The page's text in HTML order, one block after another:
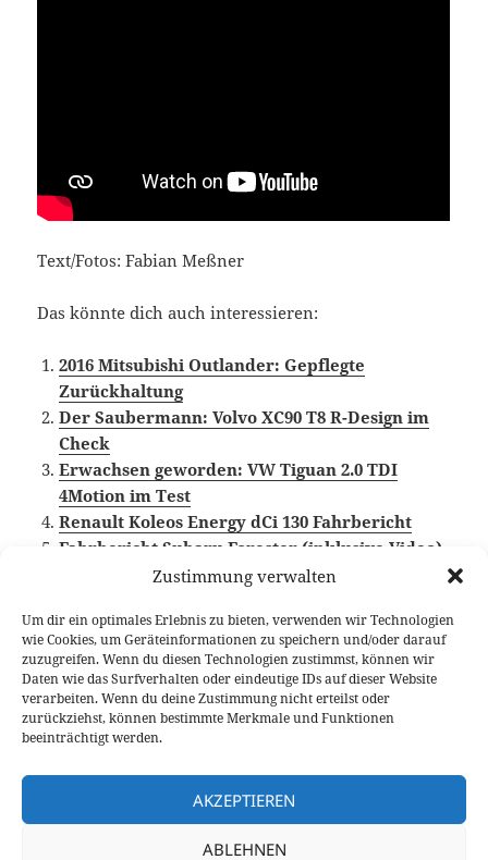
Zustimmung verwalten
Um dir ein optimales Erlebnis zu bieten, verwenden wir Technologien
wie Cookies, um Geräteinformationen zu speichern und/oder darauf
zuzugreifen. Wenn du diesen Technologien zustimmst, können wir
Daten wie das Surfverhalten oder eindeutige IDs auf dieser Website
verarbeiten. Wenn du deine Zustimmung nicht erteilst oder
zurückziehst, können bestimmte Merkmale und Funktionen
beeinträchtigt werden.
AKZEPTIEREN
ABLEHNEN
Text/Fotos: Fabian Meßner
Das könnte dich auch interessieren:
2016 Mitsubishi Outlander: Gepflegte
Zurückhaltung
Der Saubermann: Volvo XC90 T8 R-Design im
Check
Erwachsen geworden: VW Tiguan 2.0 TDI
4Motion im Test
Renault Koleos Energy dCi 130 Fahrbericht
Fahrbericht Subaru Forester (inklusive Video)
Veröffentlicht
am
19. September 2017 Autor
Fabian Meßner Kategorien
Fahrberichte
SUV,Video Fahrbericht
Beitragsnavigation
VORHERIGER
Vorheriger
Beitrag:
Autonomes Fahren: Sitzprobe bei
Automobil-Zulieferer Yanfeng